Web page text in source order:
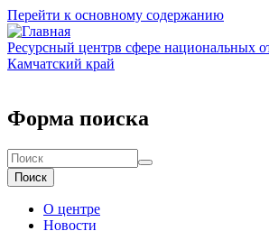
Перейти к основному содержанию
Ресурсный центрв сфере национальных
Камчатский край
Форма поиска
Поиск
О центре
Новости